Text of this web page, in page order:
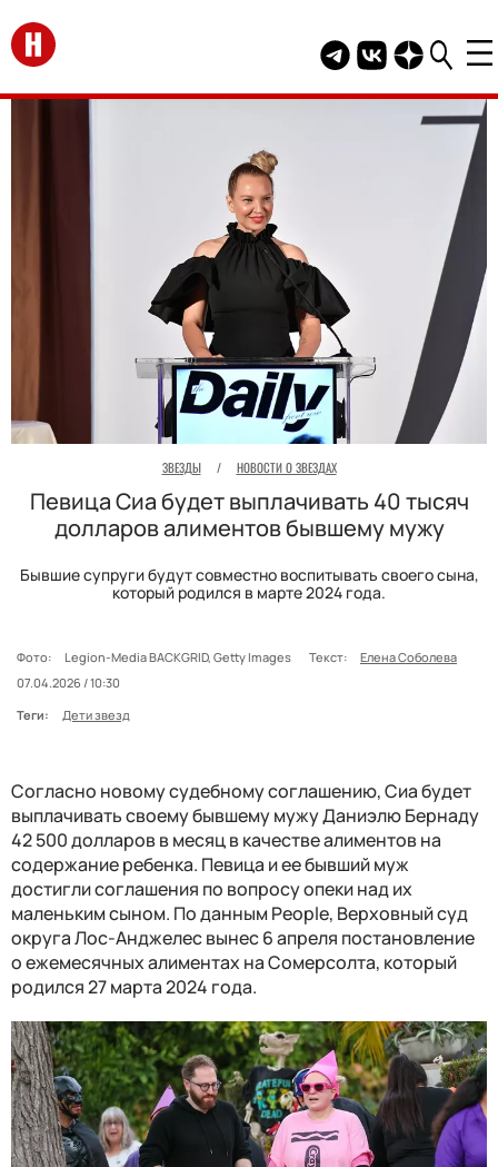
Перейти на главную
Telegram канал
Группа HELLO
Канал
ЗВЕЗДЫ / НОВОСТИ О ЗВЕЗДАХ
Певица Сиа будет выплачивать 40 тысяч
долларов алиментов бывшему мужу
Бывшие супруги будут совместно воспитывать своего сына,
который родился в марте 2024 года.
Фото: Legion-Media BACKGRID, Getty Images Текст:
Елена Соболева
07.04.2026 / 10:30
Теги:
Дети звезд
Согласно новому судебному соглашению, Сиа будет
выплачивать своему бывшему мужу Даниэлю Бернаду
42 500 долларов в месяц в качестве алиментов на
содержание ребенка. Певица и ее бывший муж
достигли соглашения по вопросу опеки над их
маленьким сыном. По данным People, Верховный суд
округа Лос-Анджелес вынес 6 апреля постановление
о ежемесячных алиментах на Сомерсолта, который
родился 27 марта 2024 года.